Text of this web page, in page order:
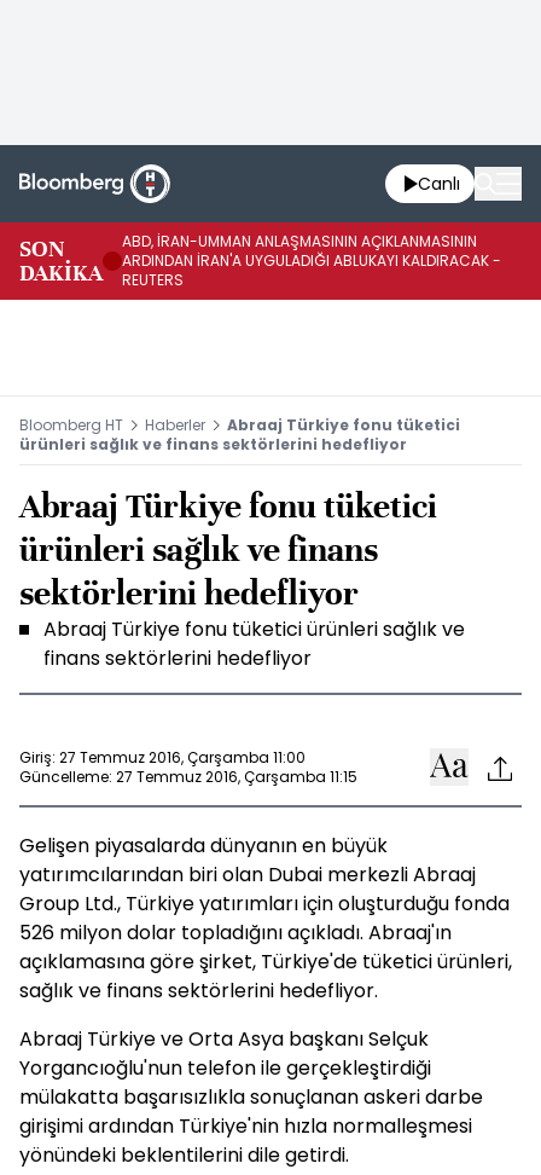
Canlı
SON
DAKİKA
ABD, İRAN-UMMAN ANLAŞMASININ AÇIKLANMASININ
ARDINDAN İRAN'A UYGULADIĞI ABLUKAYI KALDIRACAK -
REUTERS
Bloomberg HT Haberler
Abraaj Türkiye fonu tüketici
ürünleri sağlık ve finans sektörlerini hedefliyor
Abraaj Türkiye fonu tüketici
ürünleri sağlık ve finans
sektörlerini hedefliyor
Abraaj Türkiye fonu tüketici ürünleri sağlık ve
finans sektörlerini hedefliyor
Giriş: 27 Temmuz 2016, Çarşamba 11:00
Güncelleme: 27 Temmuz 2016, Çarşamba 11:15
Gelişen piyasalarda dünyanın en büyük
yatırımcılarından biri olan Dubai merkezli Abraaj
Group Ltd., Türkiye yatırımları için oluşturduğu fonda
526 milyon dolar topladığını açıkladı. Abraaj'ın
açıklamasına göre şirket, Türkiye'de tüketici ürünleri,
sağlık ve finans sektörlerini hedefliyor.
Abraaj Türkiye ve Orta Asya başkanı Selçuk
Yorgancıoğlu'nun telefon ile gerçekleştirdiği
mülakatta başarısızlıkla sonuçlanan askeri darbe
girişimi ardından Türkiye'nin hızla normalleşmesi
yönündeki beklentilerini dile getirdi.